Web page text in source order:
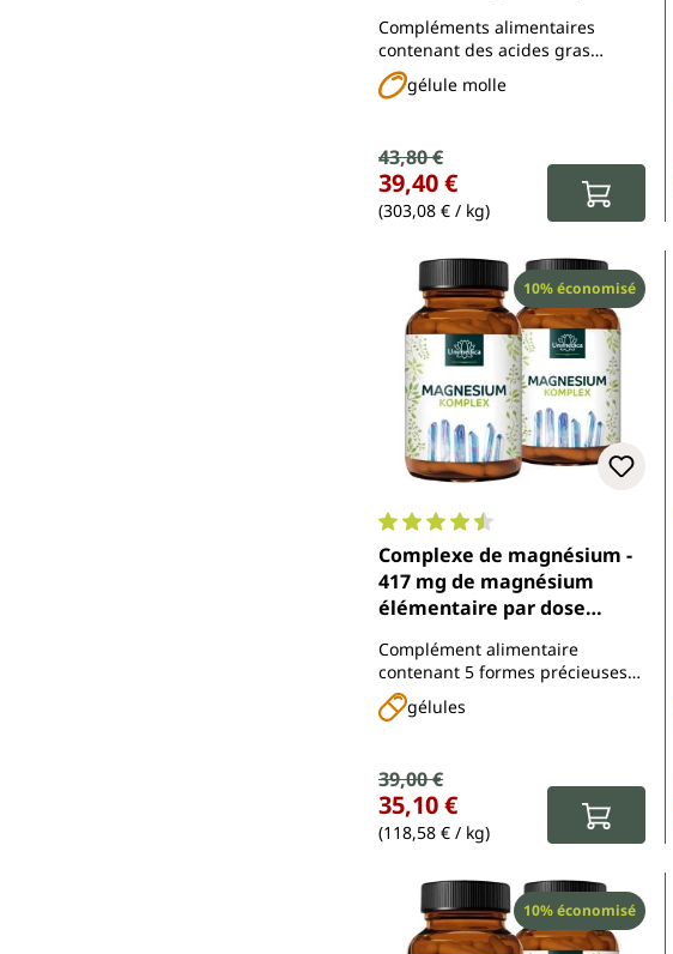
Compléments alimentaires
contenant des acides gras
oméga-3 - EPA et DHA
gélule molle
Prix de vente :
Prix régulier :
43,80 €
39,40 €
(303,08 € / kg)
Réduction
10% économisé
Note moyenne de 4.6 sur 5 étoiles
Complexe de magnésium -
417 mg de magnésium
élémentaire par dose
Unimedica
Complément alimentaire
contenant 5 formes précieuses
de magnésium
gélules
Prix de vente :
Prix régulier :
39,00 €
35,10 €
(118,58 € / kg)
Réduction
10% économisé